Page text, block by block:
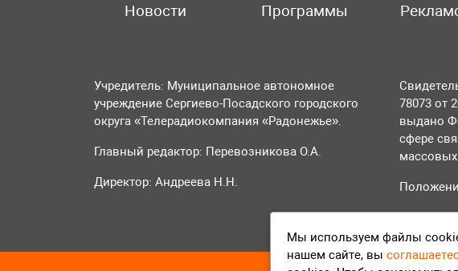
Новости Программы
Учредитель: Муниципальное автономное
учреждение Сергиево-Посадского городского
округа «Телерадиокомпания «Радонежье».
Главный редактор: Перевозникова О.А.
Директор: Андреева Н.Н.
78073 от
выдано
сфере
Согласие
Мы используем файлы
нашем сайте, вы